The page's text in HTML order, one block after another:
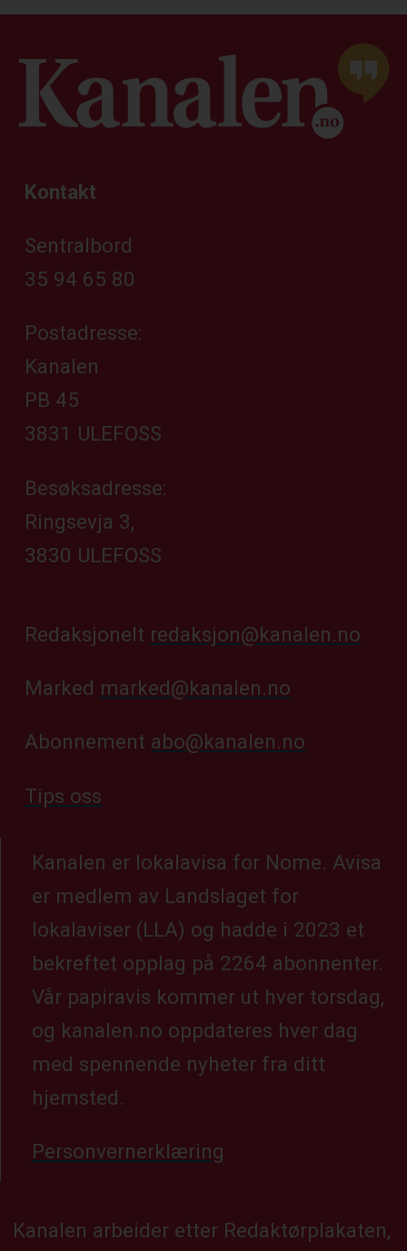
Kontakt
Sentralbord
35 94 65 80
Postadresse:
Kanalen
PB 45
3831 ULEFOSS
Besøksadresse:
Ringsevja 3,
3830 ULEFOSS
Redaksjonelt redaksjon@kanalen.no
Marked marked@kanalen.no
Abonnement abo@kanalen.no
Tips oss
Kanalen er lokalavisa for Nome. Avisa
er medlem av Landslaget for
lokalaviser (LLA) og hadde i 2023 et
bekreftet opplag på 2264 abonnenter.
Vår papiravis kommer ut hver torsdag,
og kanalen.no oppdateres hver dag
med spennende nyheter fra ditt
hjemsted.
Personvernerklæring
Kanalen arbeider etter Redaktørplakaten,